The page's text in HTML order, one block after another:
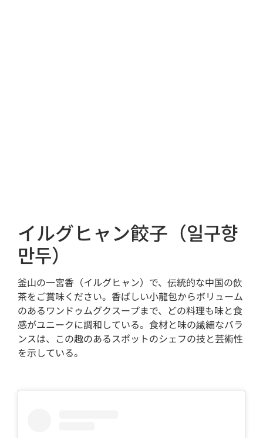
イルグヒャン餃子（일구향
만두）
釜山の一宮香（イルグヒャン）で、伝統的な中国の飲
茶をご賞味ください。香ばしい小龍包からボリューム
のあるワンドゥムグクスープまで、どの料理も味と食
感がユニークに調和している。食材と味の繊細なバラ
ンスは、この趣のあるスポットのシェフの技と芸術性
を示している。